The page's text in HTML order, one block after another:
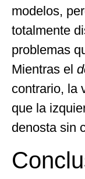
modelos,
totalmente
problemas
Mientras el
contrario, la
que la
denosta sin